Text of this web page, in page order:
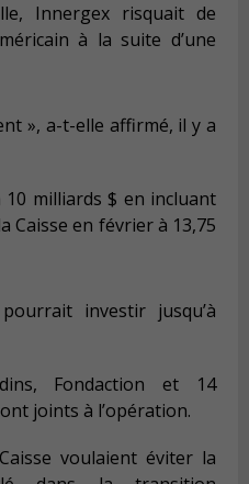
Innergex risquait de
à la suite d’une
», a-t-elle affirmé, il y a
milliards $ en incluant
Caisse en février à 13,75
investir jusqu’à
Fondaction et 14
joints à l’opération.
voulaient éviter la